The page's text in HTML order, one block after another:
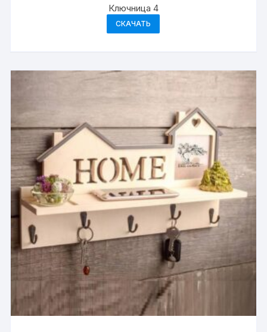
Ключница 4
СКАЧАТЬ